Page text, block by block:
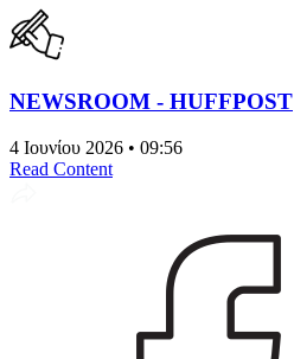
NEWSROOM - HUFFPOST
4 Ιουνίου 2026 • 09:56
Read Content